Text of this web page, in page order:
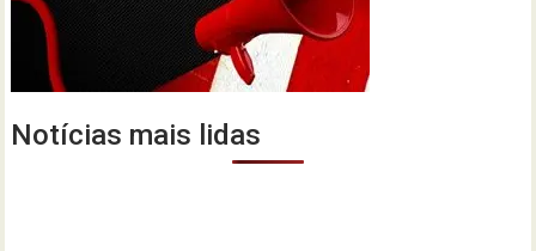
Notícias mais lidas